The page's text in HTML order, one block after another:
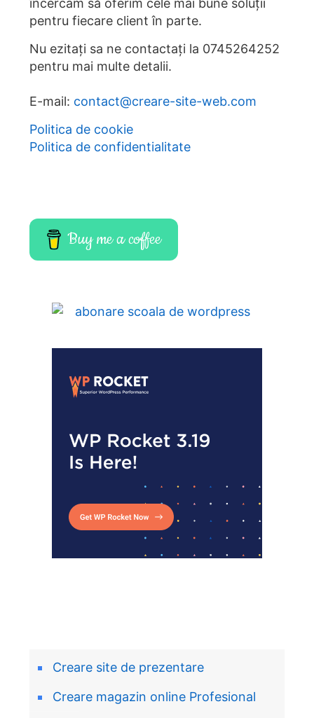
încercam să oferim cele mai bune soluții
pentru fiecare client în parte.
Nu ezitați sa ne contactați la 0745264252
pentru mai multe detalii.
E-mail: contact@creare-site-web.com
Politica de cookie
Politica de confidentialitate
Buy me a coffee
Creare site de prezentare
Creare magazin online Profesional